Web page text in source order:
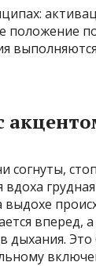
согнуты,
вперед, а
дыхания.